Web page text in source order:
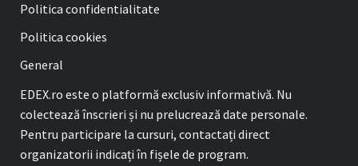
Politica confidentialitate
Politica cookies
General
EDEX.ro este o platformă exclusiv informativă. Nu
colectează înscrieri și nu prelucrează date personale.
Pentru participare la cursuri, contactați direct
organizatorii indicați în fișele de program.